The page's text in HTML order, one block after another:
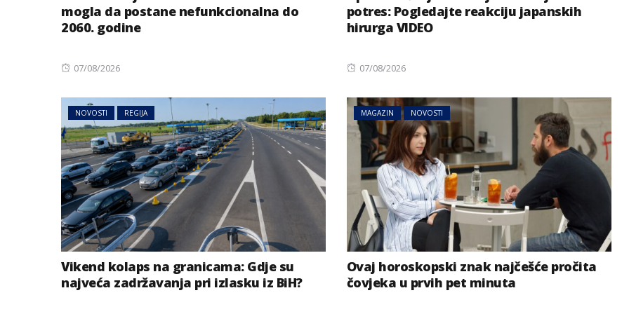
mogla da postane nefunkcionalna do
2060. godine
Posted
07/08/2026
potres: Pogledajte reakciju japanskih
hirurga VIDEO
Posted
07/08/2026
NOVOSTI REGIJA
Vikend kolaps na granicama: Gdje su
najveća zadržavanja pri izlasku iz BiH?
MAGAZIN NOVOSTI
Ovaj horoskopski znak najčešće pročita
čovjeka u prvih pet minuta
Energetski problemi zbog
niskog vodostaja Dunava
BIZNIS NOVOSTI
Svjetske cijene hrane
ponovo porasle, evo i šta je
najviše poskupjelo